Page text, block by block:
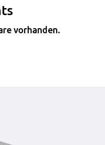
vorhanden.